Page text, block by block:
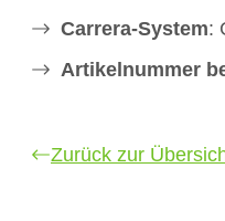
Carrera-System:
Artikelnummer
Zurück zur